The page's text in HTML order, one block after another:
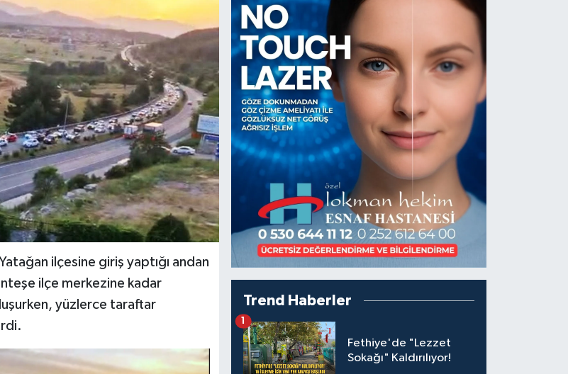
ilçesine giriş yaptığı andan
ilçe merkezine kadar
yüzlerce taraftar
Trend Haberler
Fethiye'de "Lezzet
Sokağı" Kaldırılıyor!
1